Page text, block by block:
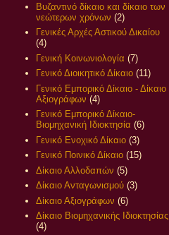
Βυζαντινό δίκαιο και δίκαιο των
νεώτερων χρόνων (2)
Γενικές Αρχές Αστικού Δικαίου
(4)
Γενική Κοινωνιολογία (7)
Γενικό Διοικητικό Δίκαιο (11)
Γενικό Εμπορικό Δίκαιο - Δίκαιο
Αξιογράφων (4)
Γενικό Εμπορικό Δίκαιο-
Βιομηχανική Ιδιοκτησία (6)
Γενικό Ενοχικό Δίκαιο (3)
Γενικό Ποινικό Δίκαιο (15)
Δίκαιο Αλλοδαπών (5)
Δίκαιο Ανταγωνισμού (3)
Δίκαιο Αξιογράφων (6)
Δίκαιο Βιομηχανικής Ιδιοκτησίας
(4)